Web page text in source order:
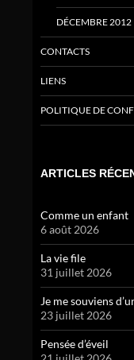
DÉCEMBRE 2012
CONTACTS
LIENS
POLITIQUE DE
ARTICLES
Comme un enfant
6 août 2026
La vie file
31 juillet 2026
Je me souviens
23 juillet 2026
Pensée d’éveil